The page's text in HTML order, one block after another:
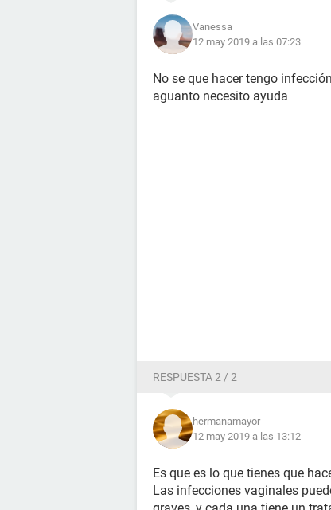
Vanessa
12 may 2019 a las 07:23
No se que hacer tengo
aguanto necesito ayuda
RESPUESTA 2 / 2
hermanamayor
12 may 2019 a las 13:12
Es que es lo que tienes que
Las infecciones vaginales